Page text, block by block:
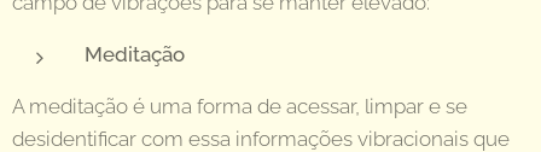
Meditação
A meditação é uma forma de acessar, limpar e se
desidentificar com essa informações vibracionais que